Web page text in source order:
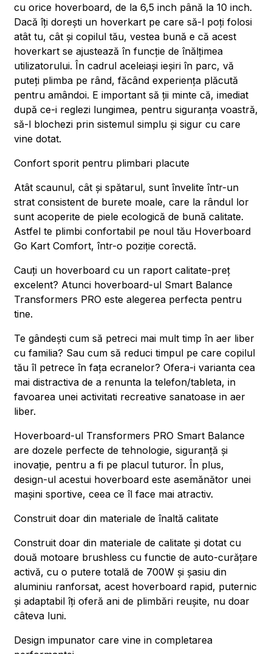
cu orice hoverboard, de la 6,5 inch până la 10 inch.
Dacă îți dorești un hoverkart pe care să-l poți folosi
atât tu, cât și copilul tău, vestea bună e că acest
hoverkart se ajustează în funcție de înălțimea
utilizatorului. În cadrul aceleiași ieșiri în parc, vă
puteți plimba pe rând, făcând experiența plăcută
pentru amândoi. E important să ții minte că, imediat
după ce-i reglezi lungimea, pentru siguranța voastră,
să-l blochezi prin sistemul simplu și sigur cu care
vine dotat.
Confort sporit pentru plimbari placute
Atât scaunul, cât și spătarul, sunt învelite într-un
strat consistent de burete moale, care la rândul lor
sunt acoperite de piele ecologică de bună calitate.
Astfel te plimbi confortabil pe noul tău Hoverboard
Go Kart Comfort, într-o poziție corectă.
Cauți un hoverboard cu un raport calitate-preț
excelent? Atunci hoverboard-ul Smart Balance
Transformers PRO este alegerea perfecta pentru
tine.
Te gândești cum să petreci mai mult timp în aer liber
cu familia? Sau cum să reduci timpul pe care copilul
tău îl petrece în fața ecranelor? Ofera-i varianta cea
mai distractiva de a renunta la telefon/tableta, in
favoarea unei activitati recreative sanatoase in aer
liber.
Hoverboard-ul Transformers PRO Smart Balance
are dozele perfecte de tehnologie, siguranță și
inovație, pentru a fi pe placul tuturor. În plus,
design-ul acestui hoverboard este asemănător unei
mașini sportive, ceea ce îl face mai atractiv.
Construit doar din materiale de înaltă calitate
Construit doar din materiale de calitate și dotat cu
două motoare brushless cu functie de auto-curățare
activă, cu o putere totală de 700W și șasiu din
aluminiu ranforsat, acest hoverboard rapid, puternic
și adaptabil îți oferă ani de plimbări reușite, nu doar
câteva luni.
Design impunator care vine in completarea